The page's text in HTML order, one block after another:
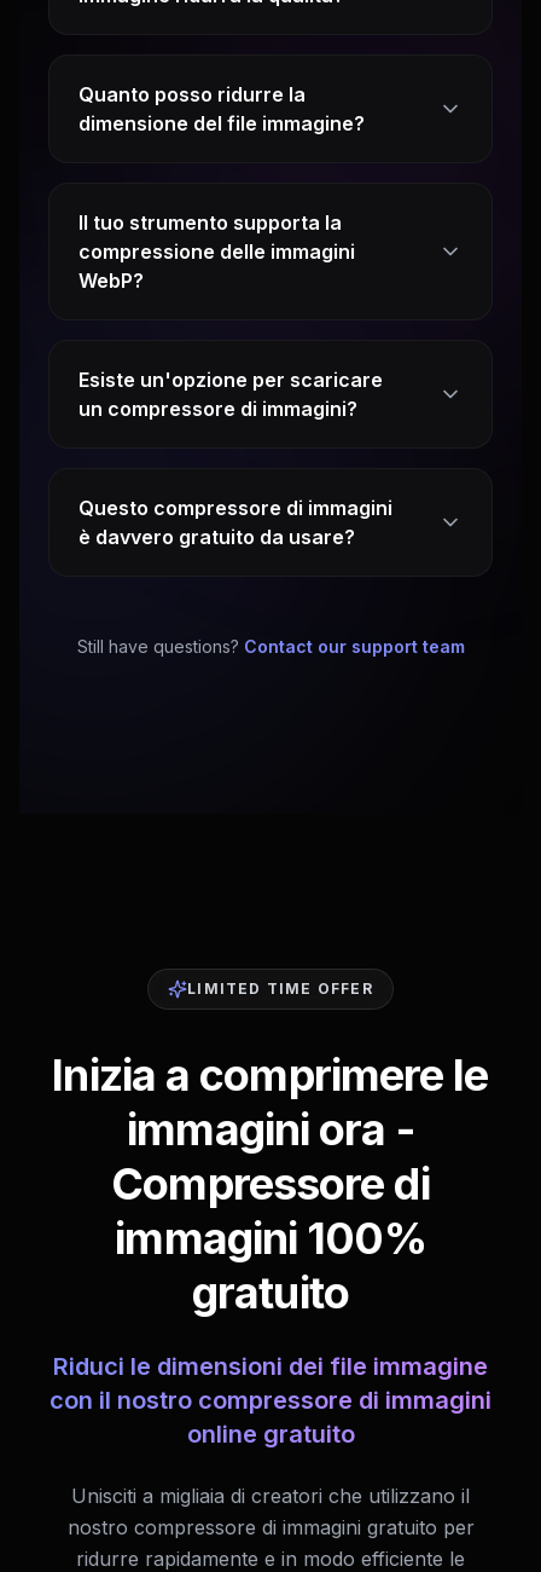
Quanto posso ridurre la
dimensione del file immagine?
Il tuo strumento supporta la
compressione delle immagini
WebP?
Esiste un'opzione per scaricare
un compressore di immagini?
Questo compressore di immagini
è davvero gratuito da usare?
Still have questions? Contact our support team
LIMITED TIME OFFER
Inizia a comprimere le
immagini ora -
Compressore di
immagini 100%
gratuito
Riduci le dimensioni dei file immagine
con il nostro compressore di immagini
online gratuito
Unisciti a migliaia di creatori che utilizzano il
nostro compressore di immagini gratuito per
ridurre rapidamente e in modo efficiente le